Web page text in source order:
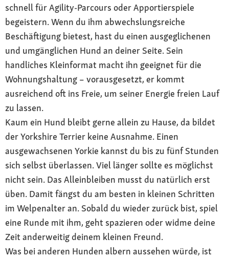
schnell für Agility-Parcours oder Apportierspiele
begeistern. Wenn du ihm abwechslungsreiche
Beschäftigung bietest, hast du einen ausgeglichenen
und umgänglichen Hund an deiner Seite. Sein
handliches Kleinformat macht ihn geeignet für die
Wohnungshaltung – vorausgesetzt, er kommt
ausreichend oft ins Freie, um seiner Energie freien Lauf
zu lassen.
Kaum ein Hund bleibt gerne allein zu Hause, da bildet
der Yorkshire Terrier keine Ausnahme. Einen
ausgewachsenen Yorkie kannst du bis zu fünf Stunden
sich selbst überlassen. Viel länger sollte es möglichst
nicht sein. Das Alleinbleiben musst du natürlich erst
üben. Damit fängst du am besten in kleinen Schritten
im Welpenalter an. Sobald du wieder zurück bist, spiel
eine Runde mit ihm, geht spazieren oder widme deine
Zeit anderweitig deinem kleinen Freund.
Was bei anderen Hunden albern aussehen würde, ist